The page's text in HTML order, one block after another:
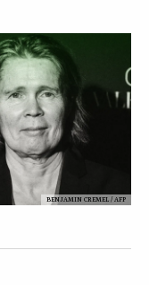
BENJAMIN CREMEL / AFP